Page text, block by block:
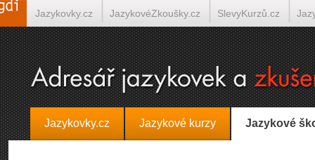
Jazykovky.cz Jazykové kurzy Jazykové
Jazykovky.cz JazykovéZkoušky.cz SlevyKurzů.cz
Španělština on-line Italština on-line Tlumočení-